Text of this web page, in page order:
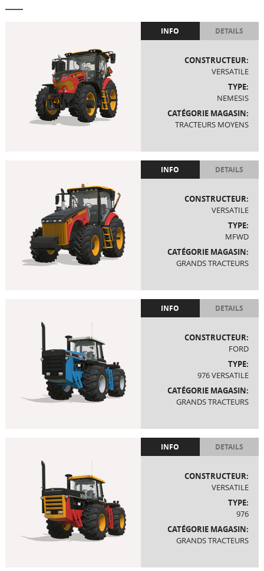
INFO DETAILS
CONSTRUCTEUR:
VERSATILE
TYPE:
NEMESIS
CATÉGORIE MAGASIN:
TRACTEURS MOYENS
INFO DETAILS
CONSTRUCTEUR:
VERSATILE
TYPE:
MFWD
CATÉGORIE MAGASIN:
GRANDS TRACTEURS
INFO DETAILS
CONSTRUCTEUR:
FORD
TYPE:
976 VERSATILE
CATÉGORIE MAGASIN:
GRANDS TRACTEURS
INFO DETAILS
CONSTRUCTEUR:
VERSATILE
TYPE:
976
CATÉGORIE MAGASIN:
GRANDS TRACTEURS